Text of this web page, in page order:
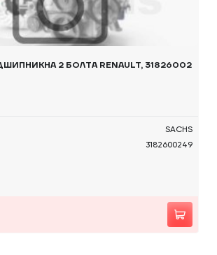
2 БОЛТА RENAULT, 31826002
SACHS
3182600249